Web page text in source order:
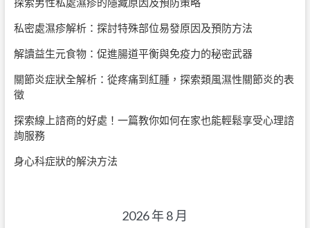
私密處濕疹解析：探討特殊部位易發原因及預防方法
解讀益生元食物：促進腸道平衡與免疫力的秘密武器
關節炎症狀全解析：從疼痛到紅腫，探索類風濕性關節炎的表
徵
探索線上諮商的好處！一篇教你如何在家也能輕鬆享受心理諮
詢服務
身心科症狀的解決方法
2026 年 8 月